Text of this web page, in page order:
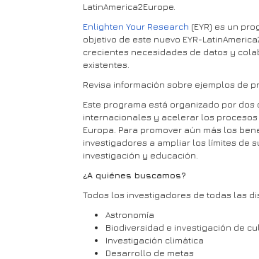
LatinAmerica2Europe.
Enlighten Your Research (EYR) es un
objetivo de este nuevo EYR-
crecientes necesidades de datos y
existentes.
Revisa información sobre ejemplos de
Este programa está organizado por dos
internacionales y acelerar los procesos
Europa. Para promover aún más los
investigadores a ampliar los límites de
investigación y educación.
¿A quiénes buscamos?
Todos los investigadores de todas las
Astronomía
Biodiversidad e investigación de
Investigación climática
Desarrollo de metas